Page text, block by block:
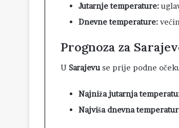
Jutarnje temperature:
Dnevne temperature:
Prognoza za
U Sarajevuse prije podne
Najniža jutarnja
Najviša dnevna